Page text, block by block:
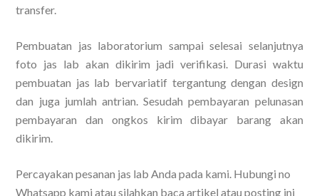
transfer.
Pembuatan jas laboratorium sampai selesai selanjutnya
foto jas lab akan dikirim jadi verifikasi. Durasi waktu
pembuatan jas lab bervariatif tergantung dengan design
dan juga jumlah antrian. Sesudah pembayaran pelunasan
pembayaran dan ongkos kirim dibayar barang akan
dikirim.
Percayakan pesanan jas lab Anda pada kami. Hubungi no
Whatsapp kami atau silahkan baca artikel atau posting ini